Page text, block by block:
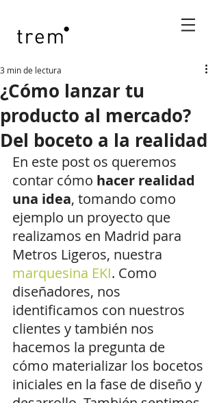
¿Cómo lanzar tu
producto al mercado?
Del boceto a la realidad
3 min de lectura
En este post os queremos
contar cómo hacer realidad
una idea, tomando como
ejemplo un proyecto que
realizamos en Madrid para
Metros Ligeros, nuestra
marquesina EKI. Como
diseñadores, nos
identificamos con nuestros
clientes y también nos
hacemos la pregunta de
cómo materializar los bocetos
iniciales en la fase de diseño y